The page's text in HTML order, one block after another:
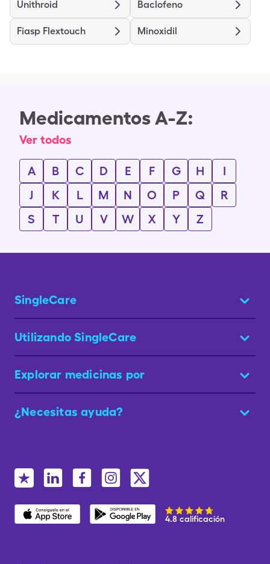
Unithroid Baclofeno
Fiasp Flextouch Minoxidil
Medicamentos A-Z:
Ver todos
A B C D E F G H
I
J
K L M N O P Q
R
S
T U V W X Y Z
SingleCare
Utilizando SingleCare
Explorar medicinas por
¿Necesitas ayuda?
4.8 calificación